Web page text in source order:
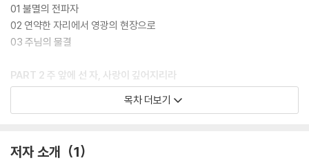
01 불멸의 전파자
02 연약한 자리에서 영광의 현장으로
03 주님의 물결
PART 2 주 앞에 선 자, 사랑이 깊어지리라
목차 더보기
저자 소개 1